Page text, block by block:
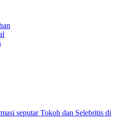
seputar Tokoh dan Selebritis di